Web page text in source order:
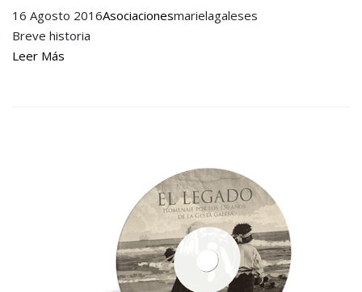
16 Agosto 2016Asociacionesmarielagaleses
Breve historia
Leer Más